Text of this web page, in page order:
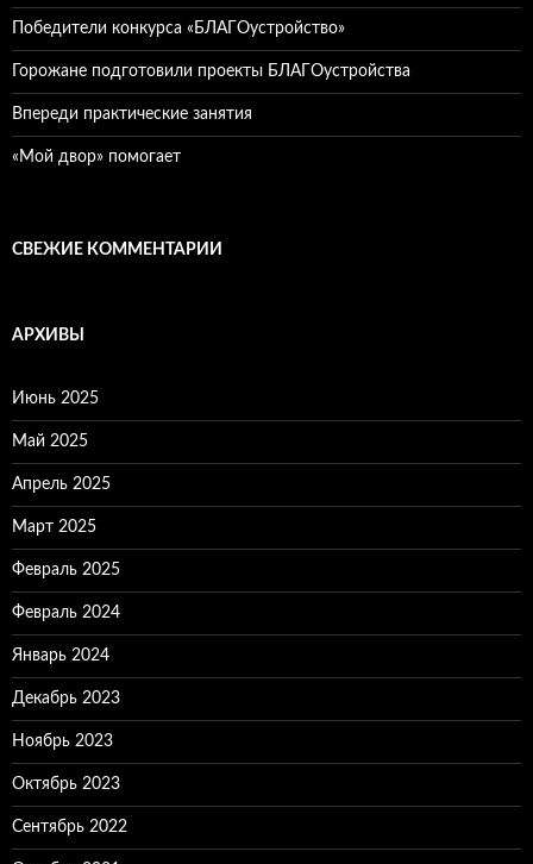
Победители конкурса «БЛАГОустройство»
Горожане подготовили проекты БЛАГОустройства
Впереди практические занятия
«Мой двор» помогает
СВЕЖИЕ КОММЕНТАРИИ
АРХИВЫ
Июнь 2025
Май 2025
Апрель 2025
Март 2025
Февраль 2025
Февраль 2024
Январь 2024
Декабрь 2023
Ноябрь 2023
Октябрь 2023
Сентябрь 2022